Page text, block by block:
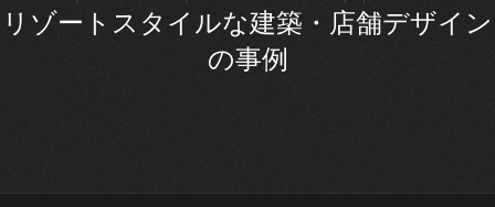
リゾートスタイルな建築・店舗デザイン
の事例